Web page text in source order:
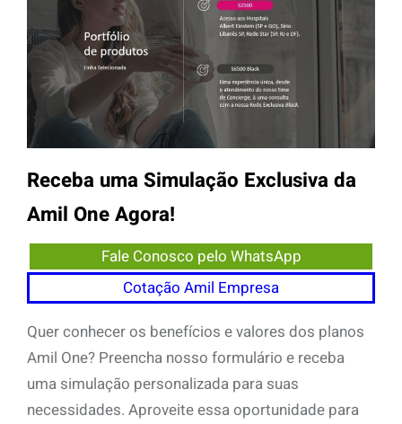
Receba uma Simulação Exclusiva da
Amil One Agora!
Fale Conosco pelo WhatsApp
Cotação Amil Empresa
Quer conhecer os benefícios e valores dos planos
Amil One? Preencha nosso formulário e receba
uma simulação personalizada para suas
necessidades. Aproveite essa oportunidade para